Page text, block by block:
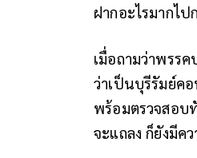
ฝากอะไรมากไ
เมื่อถามว่าพรร
ว่าเป็นบุรีรัมย์ค
พร้อมตรวจสอบ
จะแถลง ก็ยังมีค